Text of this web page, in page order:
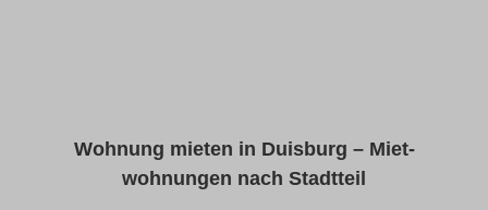
Wohnung mieten in Duisburg – Miet­
wohnungen nach Stadtteil